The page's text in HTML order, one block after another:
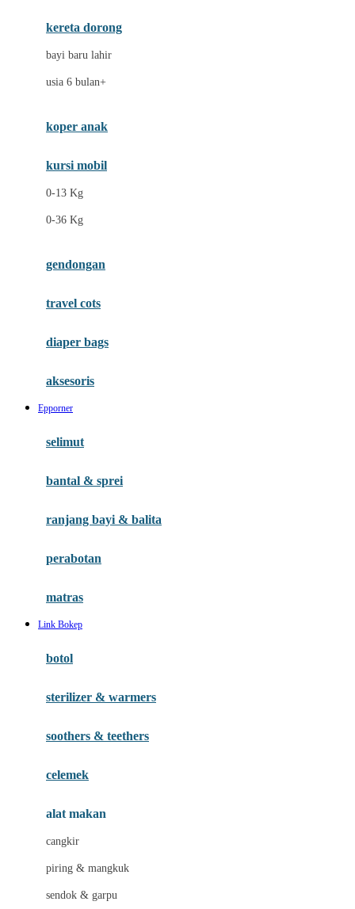
E
ELC
Ergobaby
Ezyroller
F
Felt So Sweet
Fisher Price
Gb
Habbie
Haenim
Hauck
Havaianas
Hybrid
I
Inlacta DHA
Ivenet
kereta dorong
bayi baru lahir
usia 6 bulan+
koper anak
kursi mobil
0-13 Kg
0-36 Kg
gendongan
travel cots
diaper bags
aksesoris
Epporner
selimut
bantal & sprei
ranjang bayi & balita
perabotan
matras
Link Bokep
botol
sterilizer & warmers
soothers & teethers
celemek
alat makan
cangkir
piring & mangkuk
sendok & garpu